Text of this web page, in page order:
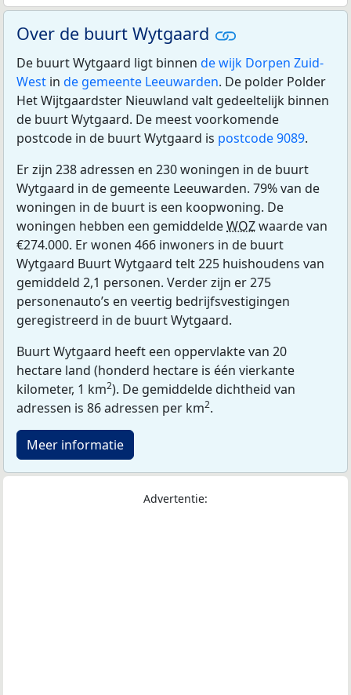
Over de buurt Wytgaard
De buurt Wytgaard ligt binnen de wijk Dorpen Zuid-
West in de gemeente Leeuwarden. De polder Polder
Het Wijtgaardster Nieuwland valt gedeeltelijk binnen
de buurt Wytgaard. De meest voorkomende
postcode in de buurt Wytgaard is postcode 9089.
Er zijn 238 adressen en 230 woningen in de buurt
Wytgaard in de gemeente Leeuwarden. 79% van de
woningen in de buurt is een koopwoning. De
woningen hebben een gemiddeldeWOZwaarde van
€274.000. Er wonen 466 inwoners in de buurt
Wytgaard Buurt Wytgaard telt 225 huishoudens van
gemiddeld 2,1 personen. Verder zijn er 275
personenauto’s en veertig bedrijfsvestigingen
geregistreerd in de buurt Wytgaard.
Buurt Wytgaard heeft een oppervlakte van 20
hectare land (honderd hectare is één vierkante
kilometer, 1 km2). De gemiddelde dichtheid van
adressen is 86 adressen per km2.
Meer informatie
Advertentie: